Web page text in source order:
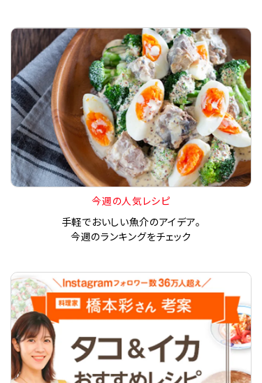
今週の人気レシピ
手軽でおいしい魚介のアイデア。
今週のランキングをチェック